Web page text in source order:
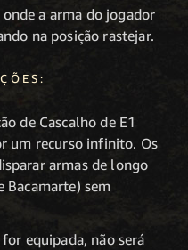
a arma do jogador
na posição rastejar.
de Cascalho de E1
um recurso infinito. Os
armas de longo
Bacamarte) sem
equipada, não será